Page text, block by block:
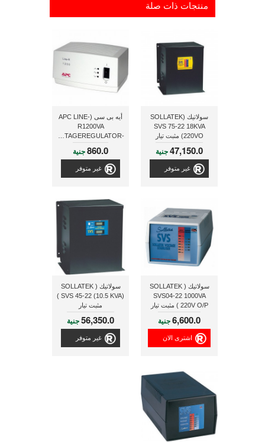
منتجات ذات صلة
سولاتيك (SOLLATEK
SVS 75-22 18KVA
220VO) مثبت تيار
47,150.0جنية
غير متوفر
أيه بى سى (APC LINE-
R1200VA
AUTOMATICVOLTAGEREGULATOR-
LE1200I) مثبت تيار
860.0جنية
غير متوفر
سولاتيك ( SOLLATEK
SVS04-22 1000VA
220V O/P ) مثبت تيار
6,600.0جنية
اشترى الان
سولاتيك ( SOLLATEK
SVS 45-22 (10.5 KVA) )
مثبت تيار
56,350.0جنية
غير متوفر